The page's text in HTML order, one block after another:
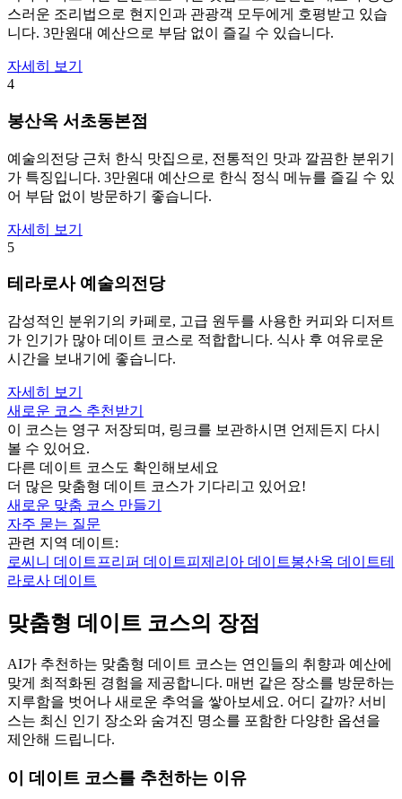
스러운 조리법으로 현지인과 관광객 모두에게 호평받고 있습
니다. 3만원대 예산으로 부담 없이 즐길 수 있습니다.
자세히 보기
4
봉산옥 서초동본점
예술의전당 근처 한식 맛집으로, 전통적인 맛과 깔끔한 분위기
가 특징입니다. 3만원대 예산으로 한식 정식 메뉴를 즐길 수 있
어 부담 없이 방문하기 좋습니다.
자세히 보기
5
테라로사 예술의전당
감성적인 분위기의 카페로, 고급 원두를 사용한 커피와 디저트
가 인기가 많아 데이트 코스로 적합합니다. 식사 후 여유로운
시간을 보내기에 좋습니다.
자세히 보기
새로운 코스 추천받기
이 코스는 영구 저장되며, 링크를 보관하시면 언제든지 다시
볼 수 있어요.
다른 데이트 코스도 확인해보세요
더 많은 맞춤형 데이트 코스가 기다리고 있어요!
새로운 맞춤 코스 만들기
자주 묻는 질문
관련 지역 데이트:
로씨니 데이트 프리퍼 데이트피제리아 데이트봉산옥 데이트테
라로사 데이트
맞춤형 데이트 코스의 장점
AI가 추천하는 맞춤형 데이트 코스는 연인들의 취향과 예산에
맞게 최적화된 경험을 제공합니다. 매번 같은 장소를 방문하는
지루함을 벗어나 새로운 추억을 쌓아보세요. 어디 갈까? 서비
스는 최신 인기 장소와 숨겨진 명소를 포함한 다양한 옵션을
제안해 드립니다.
이 데이트 코스를 추천하는 이유